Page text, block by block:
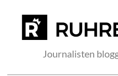
Journalisten